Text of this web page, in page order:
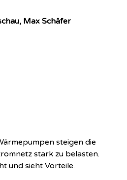
Max Schäfer
steigen die
stark zu belasten.
und sieht Vorteile.